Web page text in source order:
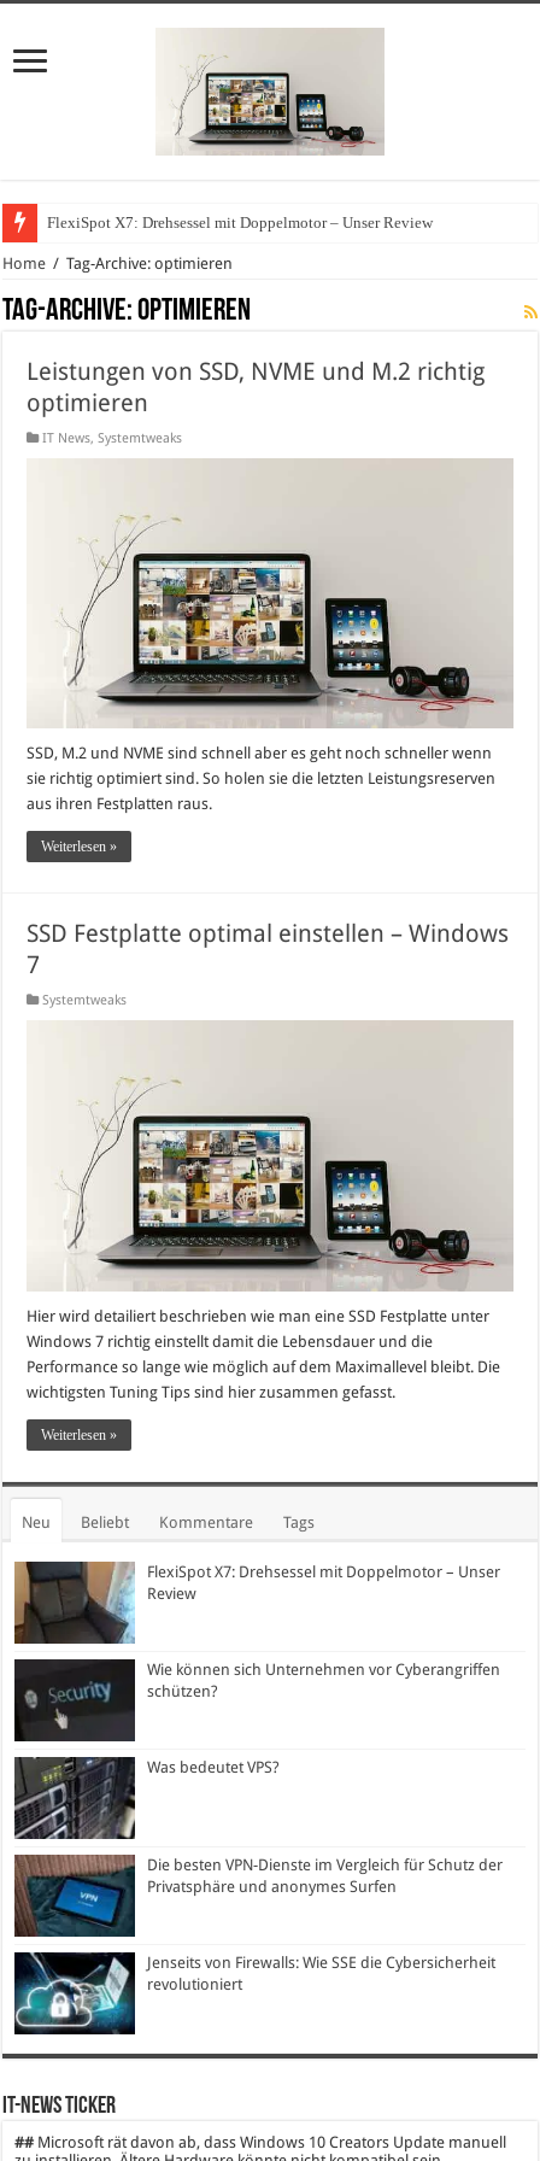
FlexiSpot X7: Drehsessel mit Doppelmotor – Unser Review
Home / Tag-Archive: optimieren
Tag-Archive:optimieren
Leistungen von SSD, NVME und M.2 richtig
optimieren
IT News,Systemtweaks
SSD, M.2 und NVME sind schnell aber es geht noch schneller wenn
sie richtig optimiert sind. So holen sie die letzten Leistungsreserven
aus ihren Festplatten raus.
Weiterlesen »
SSD Festplatte optimal einstellen – Windows
7
Systemtweaks
Hier wird detailiert beschrieben wie man eine SSD Festplatte unter
Windows 7 richtig einstellt damit die Lebensdauer und die
Performance so lange wie möglich auf dem Maximallevel bleibt. Die
wichtigsten Tuning Tips sind hier zusammen gefasst.
Weiterlesen »
Neu Beliebt Kommentare Tags
FlexiSpot X7: Drehsessel mit Doppelmotor – Unser
Review
Wie können sich Unternehmen vor Cyberangriffen
schützen?
Was bedeutet VPS?
Die besten VPN-Dienste im Vergleich für Schutz der
Privatsphäre und anonymes Surfen
Jenseits von Firewalls: Wie SSE die Cybersicherheit
revolutioniert
IT-News Ticker
## Microsoft rät davon ab, dass Windows 10 Creators Update manuell